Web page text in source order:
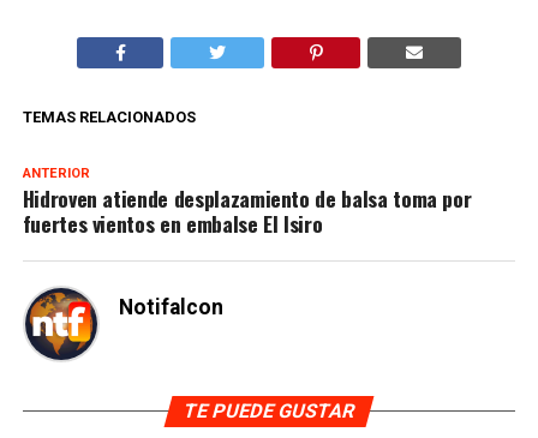
TEMAS RELACIONADOS
ANTERIOR
Hidroven atiende desplazamiento de balsa toma por
fuertes vientos en embalse El Isiro
Notifalcon
TE PUEDE GUSTAR